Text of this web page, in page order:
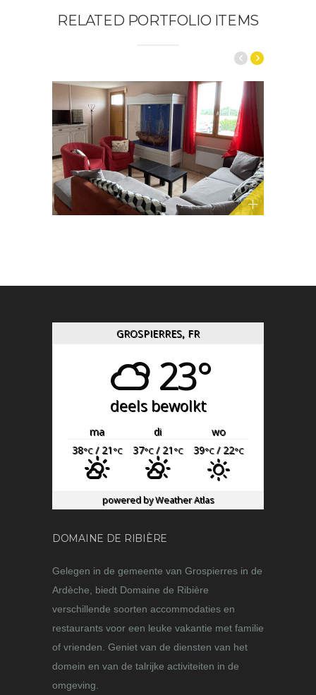
RELATED PORTFOLIO ITEMS
GROSPIERRES, FR
23°
deels bewolkt
ma di
wo
38°C/ 21 °C 37°C/ 21 °C 39°C/ 22°C
powered byWeather Atlas
DOMAINE DE RIBIÈRE
Gelegen in de gemeente van Grospierres in de
Ardèche, biedt Domaine de Ribière
verschillende soorten accommodaties en
restaurants voor een leuke vakantie met familie
of vrienden. Geniet van de diensten van het
domein en van de talrijke activiteiten in de
omgeving.